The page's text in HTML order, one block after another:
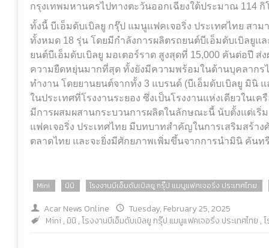
กรุงเทพมหานครไปทางตะวันออกเฉียงใต้ประมาณ 114 กิ
ทั้งนี้ บีเอ็มดับเบิลยู กรุ๊ป แมนูแฟคเจอริ่ง ประเทศไทย สา
ทั้งหมด 18 รุ่น โดยมีกำลังการผลิตรถยนต์บีเอ็มดับเบิลยูแ
ยนต์บีเอ็มดับเบิลยู มอเตอร์ราด สูงสุดที่ 15,000 คันต่อปี
ความยืดหยุ่นมากที่สุด ทั้งยังมีความพร้อมในด้านบุคลาก
ทำงาน โดยยานยนต์จากทั้ง 3 แบรนด์ (บีเอ็มดับเบิลยู มินิ
ในประเทศที่โรงงานระยอง ซึ่งเป็นโรงงานแห่งเดียวในเ
มีการผสมผสานกระบวนการผลิตในลักษณะนี้ นับตั้งแต่เริ่
แฟคเจอริ่ง ประเทศไทย มีบทบาทสำคัญในการเสริมสร้า
ตลาดไทย และจะยิ่งมีศักยภาพเพิ่มขึ้นจากการนำมินิ คัน
Mini มินิ โรงงานบีเอ็มดับเบิลยู กรุ๊ป แมนูแฟคเจอริ่ง ประเทศไทย
Acar News Online
Tuesday, February 25, 2025
Mini , มินิ ,โรงงานบีเอ็มดับเบิลยู กรุ๊ป แมนูแฟคเจอริ่ง ประเทศไทย ,